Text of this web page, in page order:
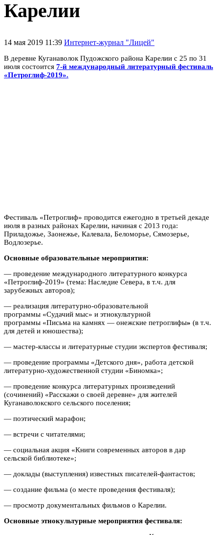
Карелии
14 мая 2019 11:39 Интернет-журнал "Лицей"
В деревне Куганаволок Пудожского района Карелии с 25 по 31
июля состоится 7-й международный литературный фестиваль
«Петроглиф-2019».
Фестиваль «Петроглиф» проводится ежегодно в третьей декаде
июля в разных районах Карелии, начиная с 2013 года:
Приладожье, Заонежье, Калевала, Беломорье, Сямозерье,
Водлозерье.
Основные образовательные мероприятия:
— проведение международного литературного конкурса
«Петроглиф-2019» (тема: Наследие Севера, в т.ч. для
зарубежных авторов);
— реализация литературно-образовательной
программы «Судачий мыс» и этнокультурной
программы «Письма на камнях — онежские петроглифы» (в т.ч.
для детей и юношества);
— мастер-классы и литературные студии экспертов фестиваля;
— проведение программы «Детского дня», работа детской
литературно-художественной студии «Биномка»;
— проведение конкурса литературных произведений
(сочинений) «Расскажи о своей деревне» для жителей
Куганаволокского сельского поселения;
— поэтический марафон;
— встречи с читателями;
— социальная акция «Книги современных авторов в дар
сельской библиотеке»;
— доклады (выступления) известных писателей-фантастов;
— создание фильма (о месте проведения фестиваля);
— просмотр документальных фильмов о Карелии.
Основные этнокультурные мероприятия фестиваля: